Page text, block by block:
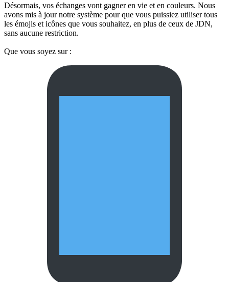
Désormais, vos échanges vont gagner en vie et en couleurs. Nous
avons mis à jour notre système pour que vous puissiez utiliser tous
les émojis et icônes que vous souhaitez, en plus de ceux de JDN,
sans aucune restriction.
Que vous soyez sur :